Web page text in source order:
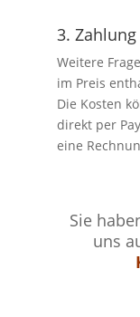
3. Zahlung
Weitere
im Preis
Die Kosten
direkt per
eine
Sie
uns